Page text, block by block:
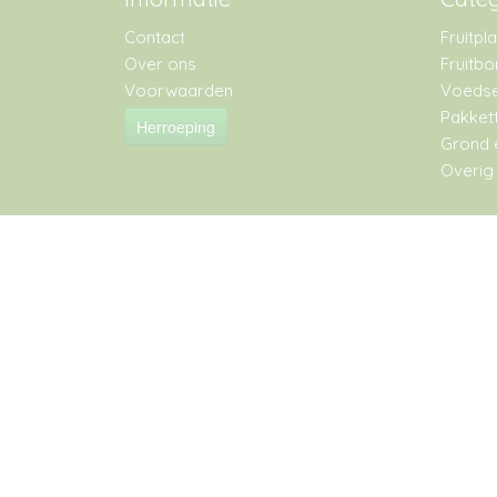
Contact
Over ons
Voorwaarden
Herroeping
Grond
Overig